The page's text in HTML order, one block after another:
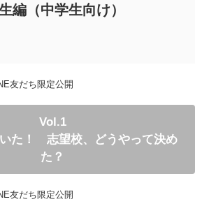
編（中学生向け）
友だち限定公開
Vol.1
た！ 志望校、どうやって決め
た？
友だち限定公開